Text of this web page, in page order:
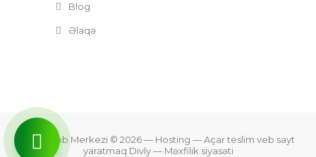
Blog
Əlaqə
Zefer Tibb Merkezi © 2026— Hosting —Açar teslim veb sayt
yaratmaq Divly— Məxfilik siyasəti